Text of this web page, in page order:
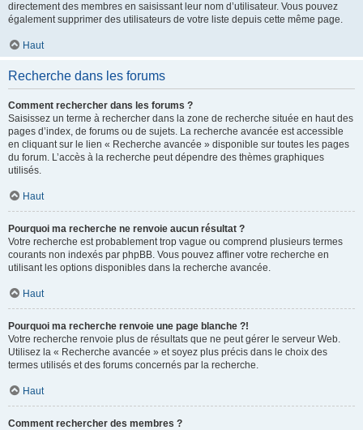
directement des membres en saisissant leur nom d’utilisateur. Vous pouvez
également supprimer des utilisateurs de votre liste depuis cette même page.
Haut
Recherche dans les forums
Comment rechercher dans les forums ?
Saisissez un terme à rechercher dans la zone de recherche située en haut des
pages d’index, de forums ou de sujets. La recherche avancée est accessible
en cliquant sur le lien « Recherche avancée » disponible sur toutes les pages
du forum. L’accès à la recherche peut dépendre des thèmes graphiques
utilisés.
Haut
Pourquoi ma recherche ne renvoie aucun résultat ?
Votre recherche est probablement trop vague ou comprend plusieurs termes
courants non indexés par phpBB. Vous pouvez affiner votre recherche en
utilisant les options disponibles dans la recherche avancée.
Haut
Pourquoi ma recherche renvoie une page blanche ?!
Votre recherche renvoie plus de résultats que ne peut gérer le serveur Web.
Utilisez la « Recherche avancée » et soyez plus précis dans le choix des
termes utilisés et des forums concernés par la recherche.
Haut
Comment rechercher des membres ?